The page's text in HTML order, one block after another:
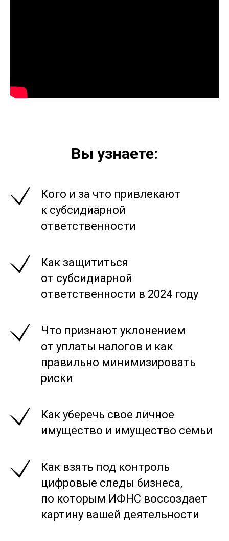
Вы узнаете:
Кого и за что привлекают
к субсидиарной
ответственности
Как защититься
от субсидиарной
ответственности в 2024 году
Что признают уклонением
от уплаты налогов и как
правильно минимизировать
риски
Как уберечь свое личное
имущество и имущество семьи
Как взять под контроль
цифровые следы бизнеса,
по которым ИФНС воссоздает
картину вашей деятельности